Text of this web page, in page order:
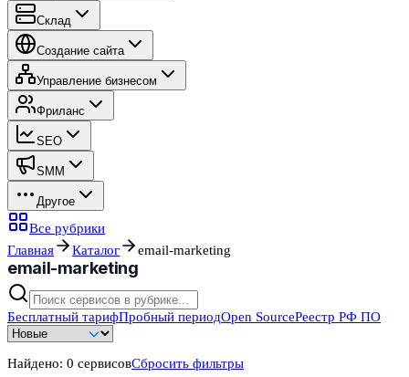
Склад
Создание сайта
Управление бизнесом
Фриланс
SEO
SMM
Другое
Все рубрики
Главная
Каталог email-marketing
email-marketing
Бесплатный тарифПробный периодOpen SourceРеестр РФ ПО
Найдено: 0 сервисовСбросить фильтры